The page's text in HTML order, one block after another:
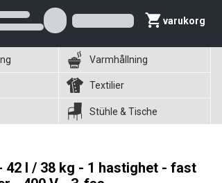
varukorg
Varmhållning
Textilier
Stühle & Tische
42 l / 38 kg - 1 hastighet - fast